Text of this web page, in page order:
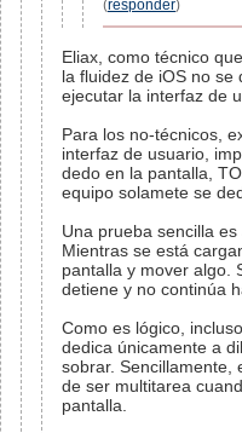
(responder)
Eliax, como técnico
la fluidez de iOS no se
ejecutar la interfaz de
Para los no-técnicos,
interfaz de usuario,
dedo en la pantalla,
equipo solamete se
Una prueba sencilla
Mientras se está
pantalla y mover algo.
detiene y no continúa
Como es lógico,
dedica únicamente a
sobrar. Sencillamente,
de ser multitarea
pantalla.